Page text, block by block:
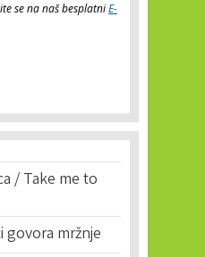
se na naš besplatniE-
/ Take me to
govora mržnje